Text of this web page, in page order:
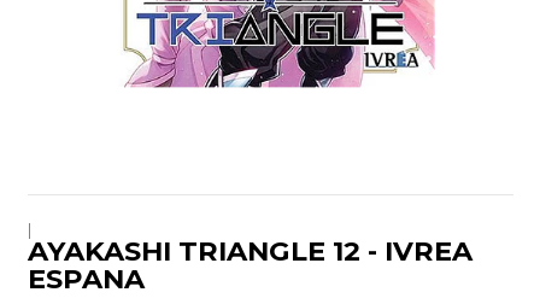
|
AYAKASHI TRIANGLE 12 - IVREA
ESPANA